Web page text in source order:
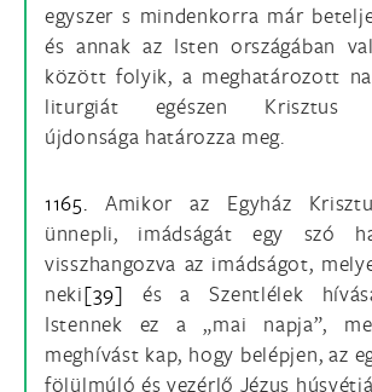
egyszer s mindenkorra már
és annak az Isten országában
között folyik, a meghatározott
liturgiát egészen Krisztus
újdonsága határozza meg.
1165. Amikor az Egyház
ünnepli, imádságát egy szó
visszhangozva az imádságot,
neki[39] és a Szentlélek
Istennek ez a „mai napja”,
meghívást kap, hogy belépjen, az
fölülmúló és vezérlő Jézus